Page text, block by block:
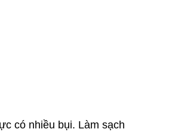
có nhiều bụi. Làm sạch